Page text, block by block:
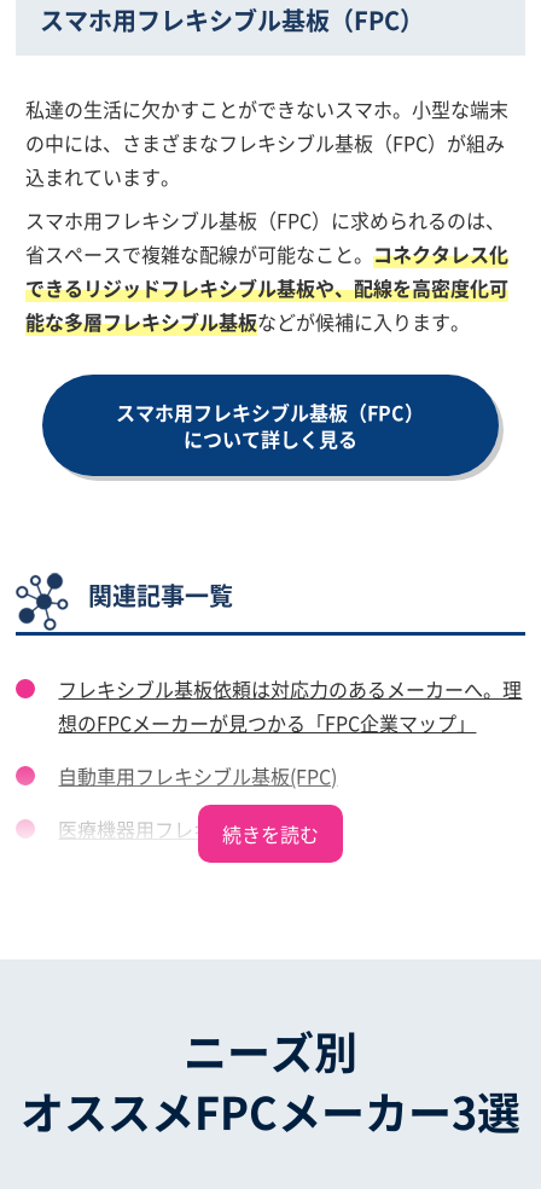
スマホ用フレキシブル基板（FPC）
私達の生活に欠かすことができないスマホ。小型な端末
の中には、さまざまなフレキシブル基板（FPC）が組み
込まれています。
スマホ用フレキシブル基板（FPC）に求められるのは、
省スペースで複雑な配線が可能なこと。コネクタレス化
できるリジッドフレキシブル基板や、配線を高密度化可
能な多層フレキシブル基板などが候補に入ります。
スマホ用フレキシブル基板（FPC）
について詳しく見る
関連記事一覧
フレキシブル基板依頼は対応力のあるメーカーへ。理
想のFPCメーカーが見つかる「FPC企業マップ」
自動車用フレキシブル基板(FPC)
医療機器用フレキシブル基板
ニーズ別
オススメFPCメーカー3選